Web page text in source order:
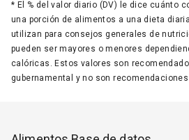
* El % del valor diario (DV) le dice cuánto
una porción de alimentos a una dieta
utilizan para consejos generales de
pueden ser mayores o menores
calóricas. Estos valores son
gubernamental y no son